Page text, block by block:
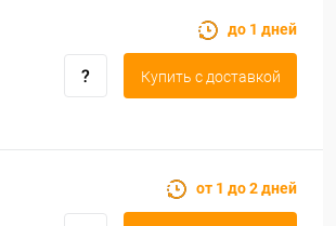
до 1 дней
Купить c доставкой
от 1 до 2 дней